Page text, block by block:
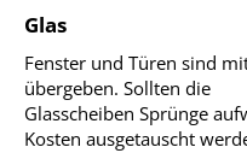
Glas
Fenster und Türen sind
übergeben. Sollten die
Glasscheiben Sprünge
Kosten ausgetauscht